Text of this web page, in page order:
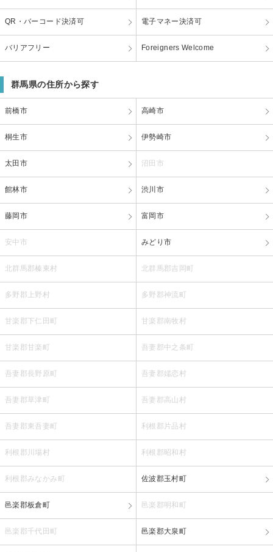
QR・バーコード決済可 電子マネー決済可
バリアフリー Foreigners Welcome
群馬県の住所から探す
前橋市 高崎市
桐生市 伊勢崎市
太田市 沼田市
館林市 渋川市
藤岡市 富岡市
安中市 みどり市
北群馬郡榛東村 北群馬郡吉岡町
多野郡上野村 多野郡神流町
甘楽郡下仁田町 甘楽郡南牧村
甘楽郡甘楽町 吾妻郡中之条町
吾妻郡長野原町 吾妻郡嬬恋村
吾妻郡草津町 吾妻郡高山村
吾妻郡東吾妻町 利根郡片品村
利根郡川場村 利根郡昭和村
利根郡みなかみ町 佐波郡玉村町
邑楽郡板倉町 邑楽郡明和町
邑楽郡千代田町 邑楽郡大泉町